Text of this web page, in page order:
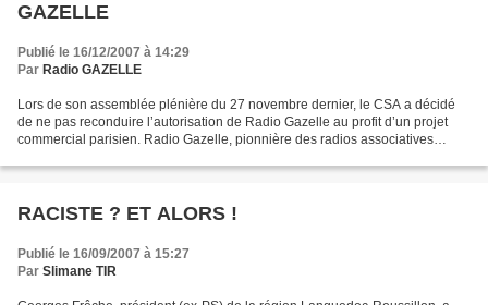
GAZELLE
Publié le 16/12/2007 à 14:29
Par Radio GAZELLE
Lors de son assemblée plénière du 27 novembre dernier, le CSA a décidé
de ne pas reconduire l’autorisation de Radio Gazelle au profit d’un projet
commercial parisien. Radio Gazelle, pionnière des radios associatives
RACISTE ? ET ALORS !
Publié le 16/09/2007 à 15:27
Par Slimane TIR